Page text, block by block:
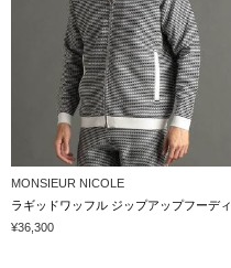
MONSIEUR NICOLE
ラギッドワッフル ジップアップフーディ
¥36,300